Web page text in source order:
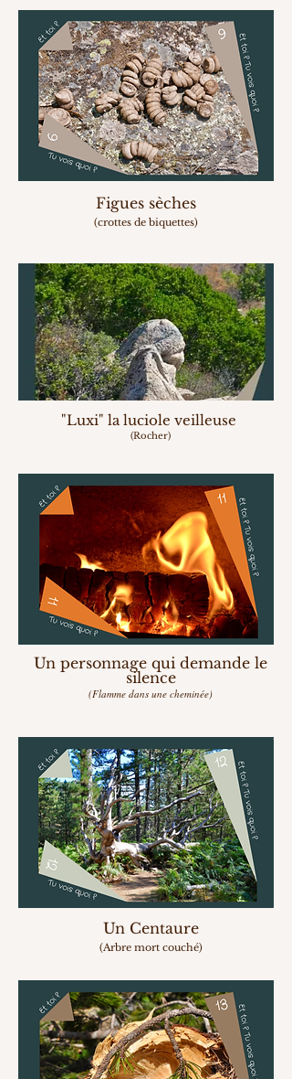
Figues sèches
(crottes de biquettes)
"Luxi" la luciole veilleuse
(Rocher)
Un personnage qui demande le
silence
(Flamme dans une cheminée)
Un Centaure
(Arbre mort couché)